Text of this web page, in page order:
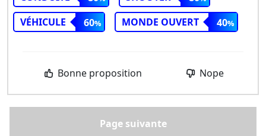
VÉHICULE
60 MONDE OUVERT 40
Bonne proposition Nope
Page suivante